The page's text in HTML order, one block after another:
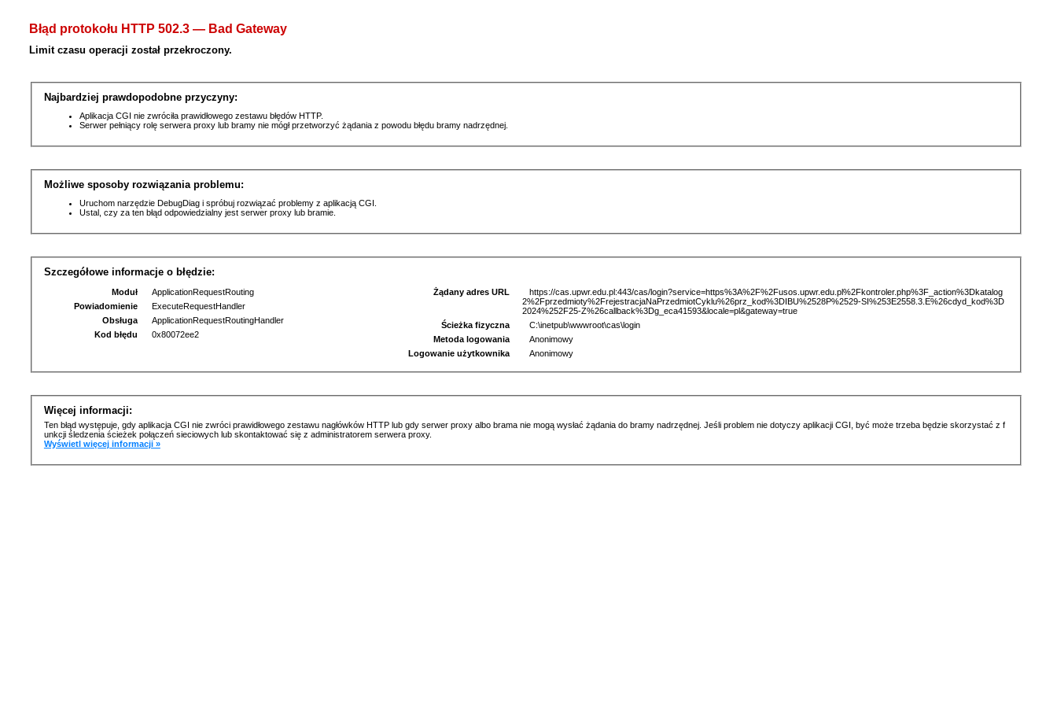
Błąd protokołu HTTP 502.3 — Bad Gateway
Limit czasu operacji został przekroczony.
Najbardziej prawdopodobne przyczyny:
Aplikacja CGI nie zwróciła prawidłowego zestawu błędów HTTP.
Serwer pełniący rolę serwera proxy lub bramy nie mógł przetworzyć żądania z powodu błędu bramy nadrzędnej.
Możliwe sposoby rozwiązania problemu:
Uruchom narzędzie DebugDiag i spróbuj rozwiązać problemy z aplikacją CGI.
Ustal, czy za ten błąd odpowiedzialny jest serwer proxy lub bramie.
Szczegółowe informacje o błędzie:
Moduł
ApplicationRequestRouting
Powiadomienie
ExecuteRequestHandler
Obsługa
ApplicationRequestRoutingHandler
Kod błędu
0x80072ee2
Żądany adres URL
https://cas.upwr.edu.pl:443/cas/login?service=https%3A%2F%2Fusos.upwr.edu.pl%2Fkontroler.php%3F_action%3Dkatalog
2%2Fprzedmioty%2FrejestracjaNaPrzedmiotCyklu%26prz_kod%3DIBU%2528P%2529-SI%253E2558.3.E%26cdyd_kod%3D
2024%252F25-Z%26callback%3Dg_eca41593&locale=pl&gateway=true
Ścieżka fizyczna
C:\inetpub\wwwroot\cas\login
Metoda logowania
Anonimowy
Logowanie użytkownika
Anonimowy
Więcej informacji:
Ten błąd występuje, gdy aplikacja CGI nie zwróci prawidłowego zestawu nagłówków HTTP lub gdy serwer proxy albo brama nie mogą wysłać żądania do bramy nadrzędnej. Jeśli problem nie dotyczy aplikacji CGI, być może trzeba będzie skorzystać z f
unkcji śledzenia ścieżek połączeń sieciowych lub skontaktować się z administratorem serwera proxy.
Wyświetl więcej informacji »